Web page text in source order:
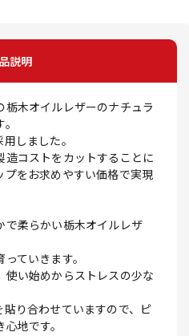
説明
木オイルレザーのナチュラ
しました。
コストをカットすることに
プをお求めやすい価格で実現
で柔らかい栃木オイルレザ
ていきます。
い始めからストレスの少な
り合わせていますので、ピ
地です。